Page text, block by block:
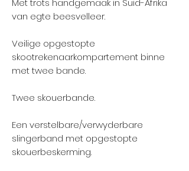
van egte beesvelleer.
Veilige opgestopte
skootrekenaarkompartement binne
met twee bande.
Twee skouerbande.
Een verstelbare/verwyderbare
slingerband met opgestopte
skouerbeskerming.